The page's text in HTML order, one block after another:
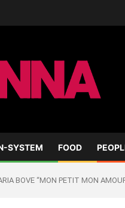
SYSTEM FOOD
BOVE “MON PETIT MON